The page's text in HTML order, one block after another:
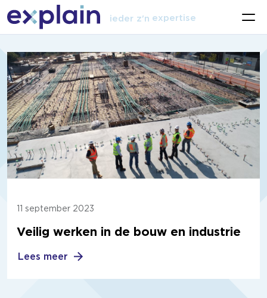
ieder z'n expertise
11 september 2023
Veilig werken in de bouw en industrie
Lees meer